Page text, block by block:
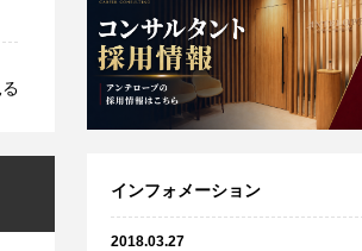
インフォメーション
2018.03.27